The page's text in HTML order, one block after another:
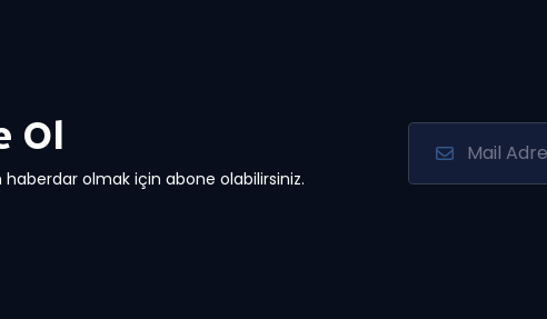
Ol
olmak için abone olabilirsiniz.